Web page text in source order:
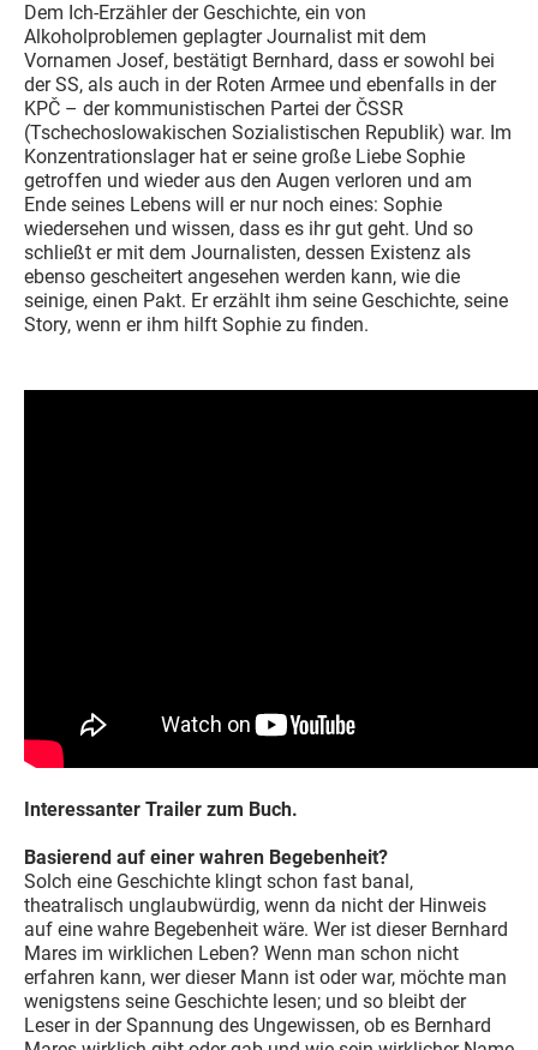
Dem Ich-Erzähler der Geschichte, ein von
Alkoholproblemen geplagter Journalist mit dem
Vornamen Josef, bestätigt Bernhard, dass er sowohl bei
der SS, als auch in der Roten Armee und ebenfalls in der
KPČ – der kommunistischen Partei der ČSSR
(Tschechoslowakischen Sozialistischen Republik) war. Im
Konzentrationslager hat er seine große Liebe Sophie
getroffen und wieder aus den Augen verloren und am
Ende seines Lebens will er nur noch eines: Sophie
wiedersehen und wissen, dass es ihr gut geht. Und so
schließt er mit dem Journalisten, dessen Existenz als
ebenso gescheitert angesehen werden kann, wie die
seinige, einen Pakt. Er erzählt ihm seine Geschichte, seine
Story, wenn er ihm hilft Sophie zu finden.
Interessanter Trailer zum Buch.
Basierend auf einer wahren Begebenheit?
Solch eine Geschichte klingt schon fast banal,
theatralisch unglaubwürdig, wenn da nicht der Hinweis
auf eine wahre Begebenheit wäre. Wer ist dieser Bernhard
Mares im wirklichen Leben? Wenn man schon nicht
erfahren kann, wer dieser Mann ist oder war, möchte man
wenigstens seine Geschichte lesen; und so bleibt der
Leser in der Spannung des Ungewissen, ob es Bernhard